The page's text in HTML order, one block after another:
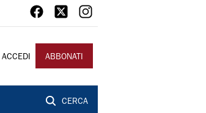
ACCEDI ABBONATI
CERCA